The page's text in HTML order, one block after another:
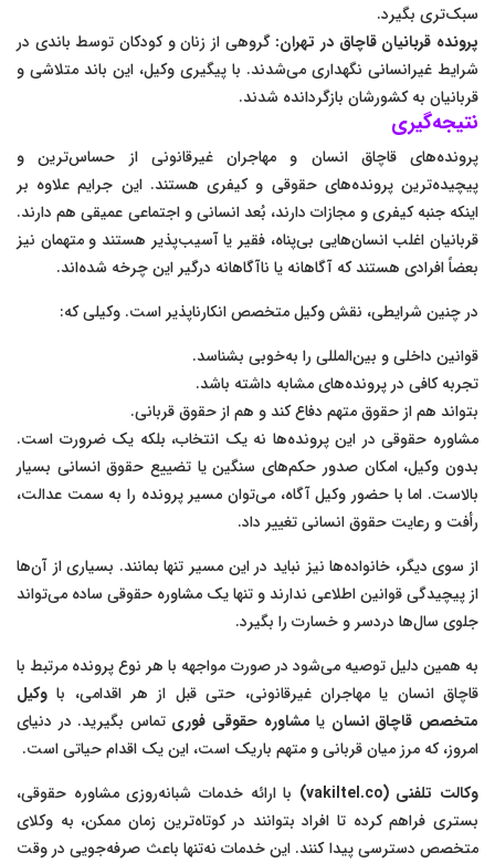
سبک‌تری بگیرد.
پرونده قربانیان قاچاق در تهران: گروهی از زنان و کودکان توسط باندی در
شرایط غیرانسانی نگهداری می‌شدند. با پیگیری وکیل، این باند متلاشی و
قربانیان به کشورشان بازگردانده شدند.
نتیجه‌گیری
پرونده‌های قاچاق انسان و مهاجران غیرقانونی از حساس‌ترین و
پیچیده‌ترین پرونده‌های حقوقی و کیفری هستند. این جرایم علاوه بر
اینکه جنبه کیفری و مجازات دارند، بُعد انسانی و اجتماعی عمیقی هم دارند.
قربانیان اغلب انسان‌هایی بی‌پناه، فقیر یا آسیب‌پذیر هستند و متهمان نیز
بعضاً افرادی هستند که آگاهانه یا ناآگاهانه درگیر این چرخه شده‌اند.
در چنین شرایطی، نقش وکیل متخصص انکارناپذیر است. وکیلی که:
قوانین داخلی و بین‌المللی را به‌خوبی بشناسد.
تجربه کافی در پرونده‌های مشابه داشته باشد.
بتواند هم از حقوق متهم دفاع کند و هم از حقوق قربانی.
مشاوره حقوقی در این پرونده‌ها نه یک انتخاب، بلکه یک ضرورت است.
بدون وکیل، امکان صدور حکم‌های سنگین یا تضییع حقوق انسانی بسیار
بالاست. اما با حضور وکیل آگاه، می‌توان مسیر پرونده را به سمت عدالت،
رأفت و رعایت حقوق انسانی تغییر داد.
از سوی دیگر، خانواده‌ها نیز نباید در این مسیر تنها بمانند. بسیاری از آن‌ها
از پیچیدگی قوانین اطلاعی ندارند و تنها یک مشاوره حقوقی ساده می‌تواند
جلوی سال‌ها دردسر و خسارت را بگیرد.
به همین دلیل توصیه می‌شود در صورت مواجهه با هر نوع پرونده مرتبط با
قاچاق انسان یا مهاجران غیرقانونی، حتی قبل از هر اقدامی، با وکیل
متخصص قاچاق انسان یا مشاوره حقوقی فوری تماس بگیرید. در دنیای
امروز، که مرز میان قربانی و متهم باریک است، این یک اقدام حیاتی است.
وکالت تلفنی (vakiltel.co)
با ارائه خدمات شبانه‌روزی مشاوره حقوقی،
بستری فراهم کرده تا افراد بتوانند در کوتاه‌ترین زمان ممکن، به وکلای
متخصص دسترسی پیدا کنند. این خدمات نه‌تنها باعث صرفه‌جویی در وقت